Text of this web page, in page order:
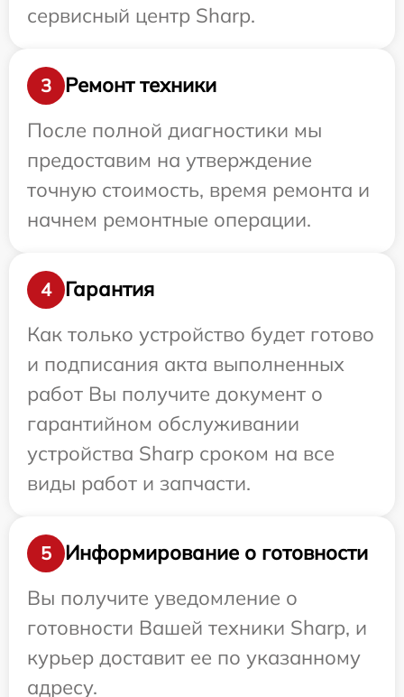
сервисный центр Sharp.
3
Ремонт техники
После полной диагностики мы
предоставим на утверждение
точную стоимость, время ремонта и
начнем ремонтные операции.
4
Гарантия
Как только устройство будет готово
и подписания акта выполненных
работ Вы получите документ о
гарантийном обслуживании
устройства Sharp сроком на все
виды работ и запчасти.
5
Информирование о готовности
Вы получите уведомление о
готовности Вашей техники Sharp, и
курьер доставит ее по указанному
адресу.